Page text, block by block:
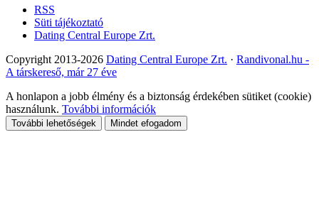
RSS
Süti tájékoztató
Dating Central Europe Zrt.
Copyright 2013-2026 Dating Central Europe Zrt. · Randivonal.hu -
A társkereső, már 27 éve
A honlapon a jobb élmény és a biztonság érdekében sütiket (cookie)
használunk. További információk
További lehetőségek Mindet efogadom